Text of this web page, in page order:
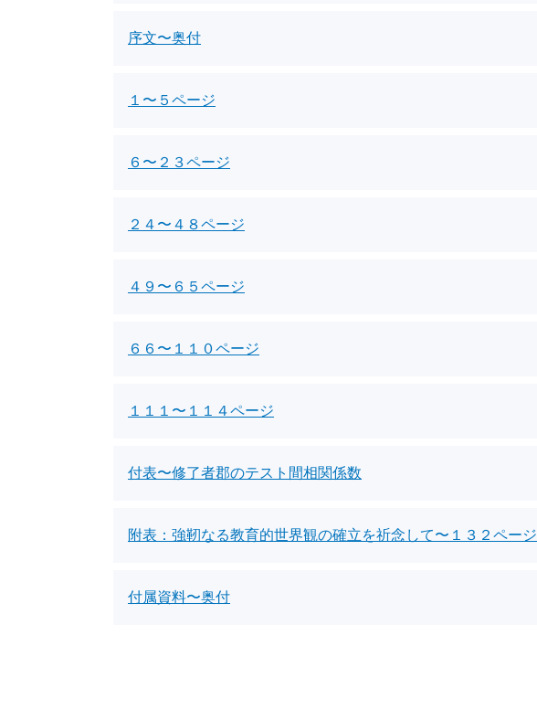
序文〜奥付
１〜５ページ
６〜２３ページ
２４〜４８ページ
４９〜６５ページ
６６〜１１０ページ
１１１〜１１４ページ
付表〜修了者郡のテスト間相関係数
附表：強靭なる教育的世界観の確立を祈念して〜１３２ページ
付属資料〜奥付